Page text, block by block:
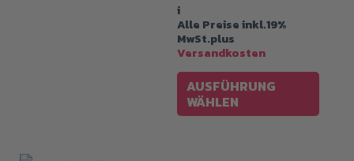
i
Alle Preise inkl.19%
MwSt.plus
Versandkosten
AUSFÜHRUNG
WÄHLEN